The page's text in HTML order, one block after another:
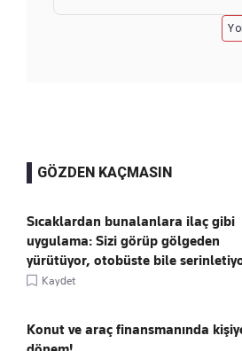
GÖZDEN KAÇMASIN
Sıcaklardan bunalanlara ilaç gibi
uygulama: Sizi görüp gölgeden
yürütüyor, otobüste bile
Kaydet
Konut ve araç finansmanında